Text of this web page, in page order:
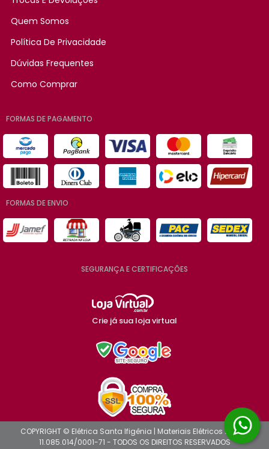
Quem Somos
Política De Privacidade
Dúvidas Frequentes
Como Comprar
FORMAS DE PAGAMENTO
FORMAS DE ENVIO
SEGURANÇA E CERTIFICAÇÕES
Crie já sua loja virtual
COPYRIGHT © Elétrica Santa Ifigênia | Materiais Elétricos 2026 -
11.085.014/0001-71 - TODOS OS DIREITOS RESERVADOS